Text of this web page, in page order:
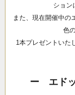
ション
また、現在開催中の
色
1本プレゼントいた
ー エドッ